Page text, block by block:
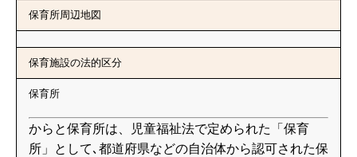
保育所周辺地図
保育施設の法的区分
保育所
からと保育所は、児童福祉法で定められた「保育
所」として､都道府県などの自治体から認可された保